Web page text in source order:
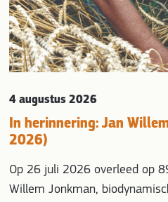
In herinnering: Jan
2026)
4 augustus 2026
Op 26 juli 2026 overleed op
Willem Jonkman,